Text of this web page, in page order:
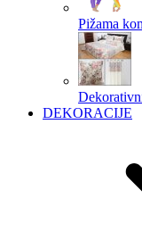
Pižama
DEKORACIJE